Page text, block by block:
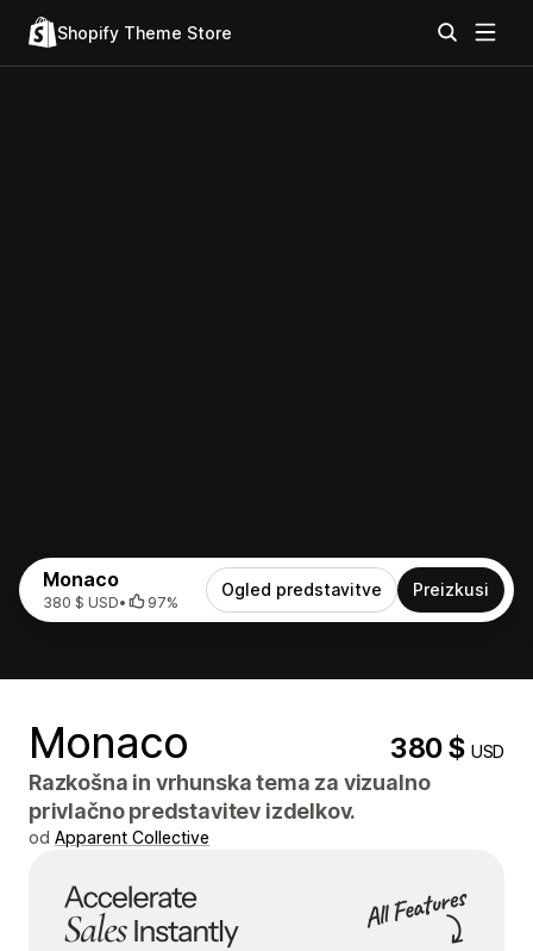
Shopify Theme Store
Monaco
380 $ USD• 97%
Ogled predstavitve Preizkusi
Monaco 380 $USD
Razkošna in vrhunska tema za vizualno
privlačno predstavitev izdelkov.
od Apparent Collective